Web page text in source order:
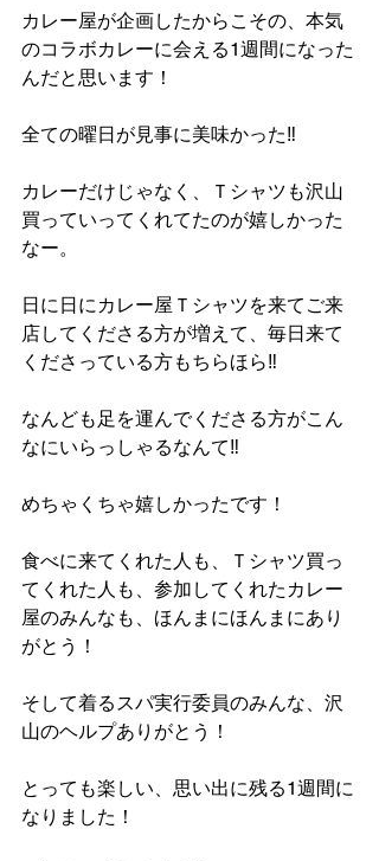
‪カレー屋が企画したからこその、本気
のコラボカレーに会える1週間になった
んだと思います！
‪全ての曜日が見事に美味かった‼︎‬
カレーだけじゃなく、Ｔシャツも沢山
買っていってくれてたのが嬉しかった
なー。
日に日にカレー屋Ｔシャツを来てご来
店してくださる方が増えて、毎日来て
くださっている方もちらほら‼︎
なんども足を運んでくださる方がこん
なにいらっしゃるなんて‼︎
めちゃくちゃ嬉しかったです！
食べに来てくれた人も、Ｔシャツ買っ
てくれた人も、参加してくれたカレー
屋のみんなも、ほんまにほんまにあり
がとう！
そして着るスパ実行委員のみんな、沢
山のヘルプありがとう！
とっても楽しい、思い出に残る1週間に
なりました！